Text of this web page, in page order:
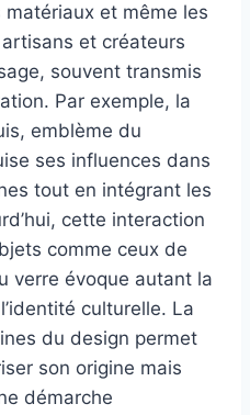
et même les
et créateurs
souvent transmis
Par exemple, la
emblème du
ses influences dans
tout en intégrant les
cette interaction
comme ceux de
verre évoque autant la
culturelle. La
du design permet
son origine mais
démarche